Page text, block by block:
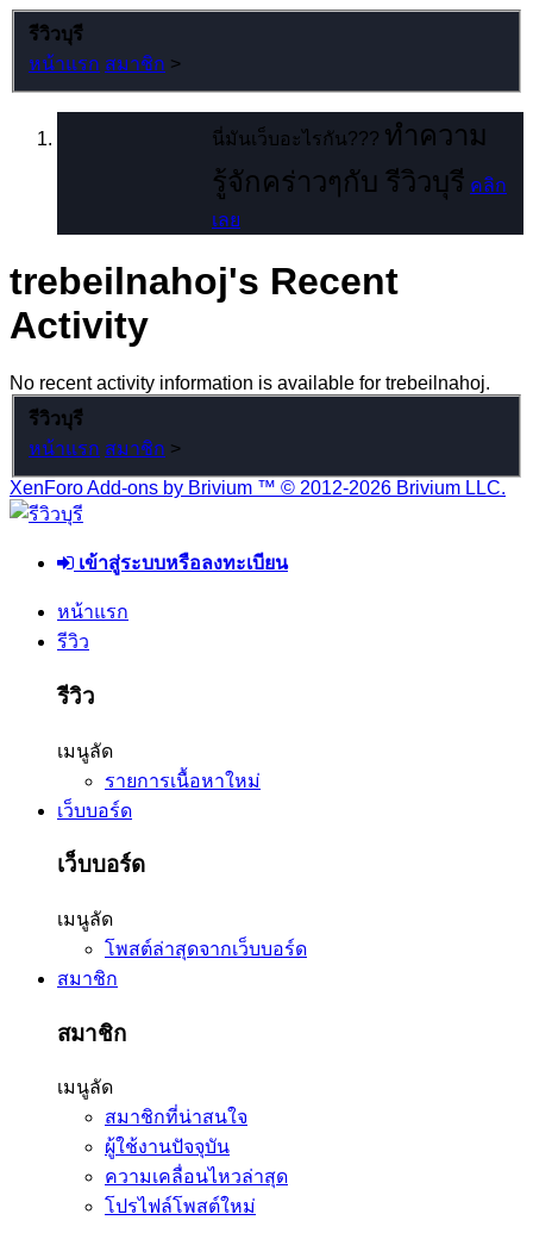
รีวิวบุรี
หน้าแรก สมาชิก >
นี่มันเว็บอะไรกัน??? ทำความ
รู้จักคร่าวๆกับ รีวิวบุรี คลิก
เลย
trebeilnahoj's Recent
Activity
No recent activity information is available for trebeilnahoj.
รีวิวบุรี
หน้าแรก สมาชิก >
XenForo Add-ons by Brivium ™ © 2012-2026 Brivium LLC.
เข้าสู่ระบบหรือลงทะเบียน
หน้าแรก
รีวิว
รีวิว
เมนูลัด
รายการเนื้อหาใหม่
เว็บบอร์ด
เว็บบอร์ด
เมนูลัด
โพสต์ล่าสุดจากเว็บบอร์ด
สมาชิก
สมาชิก
เมนูลัด
สมาชิกที่น่าสนใจ
ผู้ใช้งานปัจจุบัน
ความเคลื่อนไหวล่าสุด
โปรไฟล์โพสต์ใหม่